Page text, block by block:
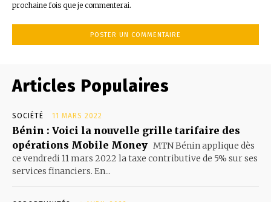
prochaine fois que je commenterai.
Articles Populaires
SOCIÉTÉ 11 MARS 2022
Bénin : Voici la nouvelle grille tarifaire des
opérations Mobile Money MTN Bénin applique dès
ce vendredi 11 mars 2022 la taxe contributive de 5% sur ses
services financiers. En...